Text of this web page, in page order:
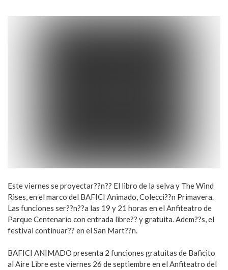
Este viernes se proyectar??n?? El libro de la selva y The Wind
Rises, en el marco del BAFICI Animado, Colecci??n Primavera.
Las funciones ser??n??a las 19 y 21 horas en el Anfiteatro de
Parque Centenario con entrada libre?? y gratuita. Adem??s, el
festival continuar?? en el San Mart??n.
BAFICI ANIMADO presenta 2 funciones gratuitas de Baficito
al Aire Libre este viernes 26 de septiembre en el Anfiteatro del